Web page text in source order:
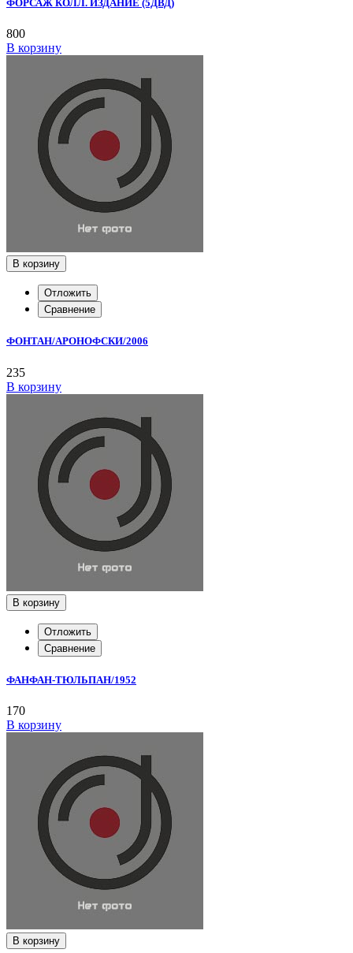
ФОРСАЖ КОЛЛ. ИЗДАНИЕ (5ДВД)
800
В корзину
В корзину
Отложить
Сравнение
ФОНТАН/АРОНОФСКИ/2006
235
В корзину
В корзину
Отложить
Сравнение
ФАНФАН-ТЮЛЬПАН/1952
170
В корзину
В корзину